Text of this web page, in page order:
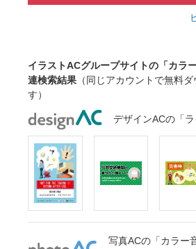
イラストACグループサイトの「カラ
連検索結果 （同じアカウントで無料
す）
デザインACの「
写真ACの「カラー